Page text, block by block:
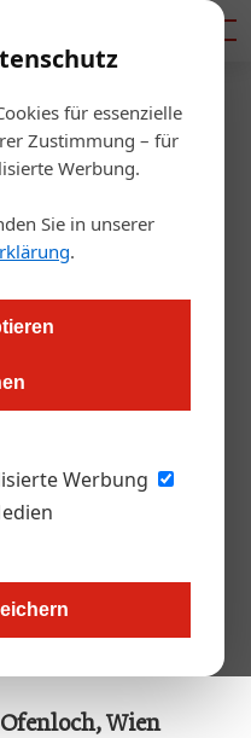
für essenzielle
Zustimmung – für
Werbung.
Sie in unserer
.
Werbung
der Woche
weniger
Doch wie
haben uns umgehört.
Restaurant
Gasthaus
Molln; Paul
Gregorits,
Wien